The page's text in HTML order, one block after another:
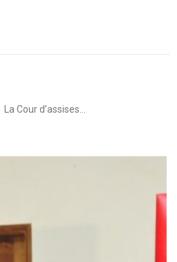
La Cour d’assises…